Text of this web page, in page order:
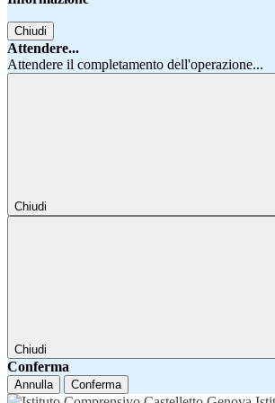
Chiudi
Attendere...
Attendere il completamento dell'operazione...
Chiudi
Chiudi
Conferma
Annulla Conferma